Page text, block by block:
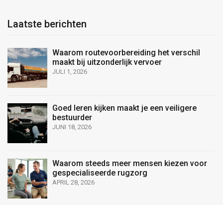
Laatste berichten
Waarom routevoorbereiding het verschil
maakt bij uitzonderlijk vervoer
JULI 1, 2026
Goed leren kijken maakt je een veiligere
bestuurder
JUNI 18, 2026
Waarom steeds meer mensen kiezen voor
gespecialiseerde rugzorg
APRIL 28, 2026